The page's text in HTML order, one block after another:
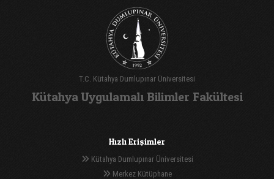
T.C. Kütahya Dumlupınar Üniversitesi
Kütahya Uygulamalı Bilimler Fakültesi
Hızlı Erişimler
Kütahya Dumlupınar Üniversitesi
Merkez Kütüphane